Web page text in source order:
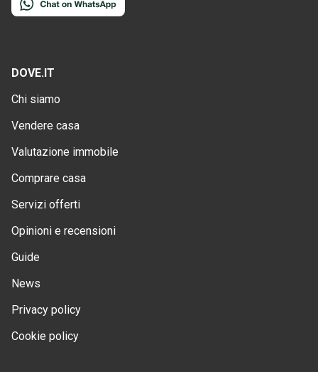
DOVE.IT
Chi siamo
Vendere casa
Valutazione immobile
Comprare casa
Servizi offerti
Opinioni e recensioni
Guide
News
Privacy policy
Cookie policy